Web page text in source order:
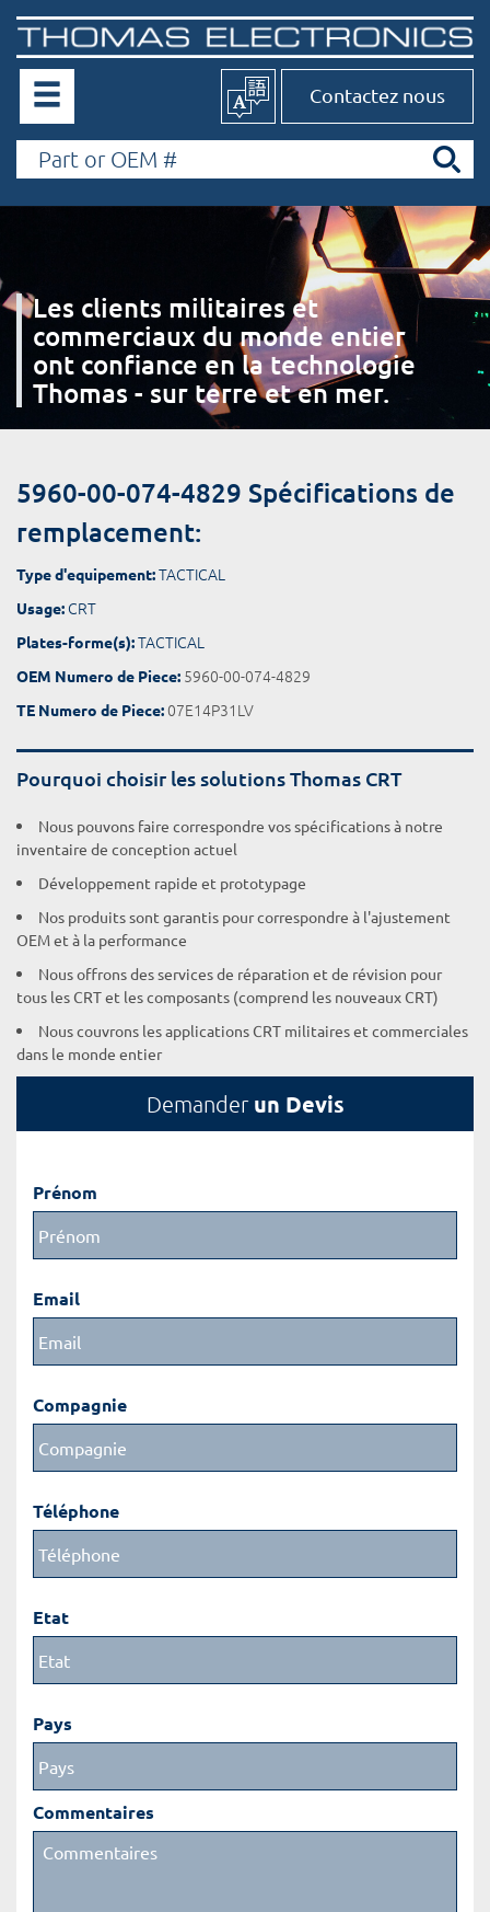
Contactez nous
Les clients militaires et
commerciaux du monde entier
ont confiance en la technologie
Thomas - sur terre et en mer.
5960-00-074-4829 Spécifications de
remplacement:
Type d'equipement:TACTICAL
Usage: CRT
Plates-forme(s):TACTICAL
OEM Numero de Piece: 5960-00-074-4829
TE Numero de Piece:07E14P31LV
Pourquoi choisir les solutions Thomas CRT
Nous pouvons faire correspondre vos spécifications à notre
inventaire de conception actuel
Développement rapide et prototypage
Nos produits sont garantis pour correspondre à l'ajustement
OEM et à la performance
Nous offrons des services de réparation et de révision pour
tous les CRT et les composants (comprend les nouveaux CRT)
Nous couvrons les applications CRT militaires et commerciales
dans le monde entier
Demander un Devis
Prénom
Email
Compagnie
Téléphone
Etat
Pays
Commentaires